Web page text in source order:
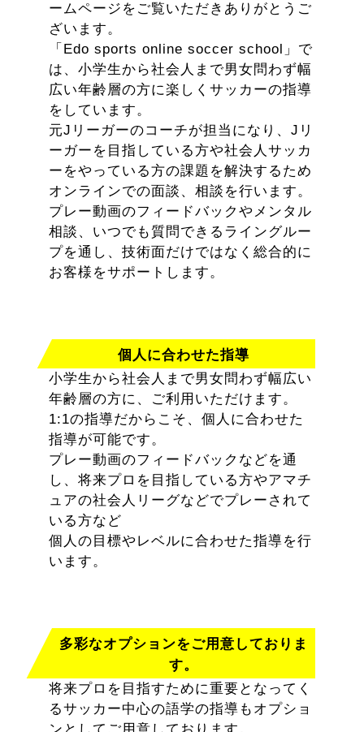
ームページをご覧いただきありがとうご
ざいます。
「Edo sports online soccer school」で
は、小学生から社会人まで男女問わず幅
広い年齢層の方に楽しくサッカーの指導
をしています。
元Jリーガーのコーチが担当になり、Jリ
ーガーを目指している方や社会人サッカ
ーをやっている方の課題を解決するため
オンラインでの面談、相談を行います。
プレー動画のフィードバックやメンタル
相談、いつでも質問できるライングルー
プを通し、技術面だけではなく総合的に
お客様をサポートします。
個人に合わせた指導
小学生から社会人まで男女問わず幅広い
年齢層の方に、ご利用いただけます。
1:1の指導だからこそ、個人に合わせた
指導が可能です。
プレー動画のフィードバックなどを通
し、将来プロを目指している方やアマチ
ュアの社会人リーグなどでプレーされて
いる方など
個人の目標やレベルに合わせた指導を行
います。
多彩なオプションをご用意しておりま
す。
将来プロを目指すために重要となってく
るサッカー中心の語学の指導もオプショ